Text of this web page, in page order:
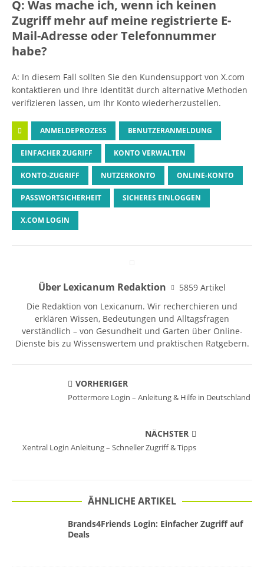
Q: Was mache ich, wenn ich keinen
Zugriff mehr auf meine registrierte E-
Mail-Adresse oder Telefonnummer
habe?
A: In diesem Fall sollten Sie den Kundensupport von X.com
kontaktieren und Ihre Identität durch alternative Methoden
verifizieren lassen, um Ihr Konto wiederherzustellen.
ANMELDEPROZESS BENUTZERANMELDUNG
EINFACHER ZUGRIFF KONTO VERWALTEN
KONTO-ZUGRIFF NUTZERKONTO ONLINE-KONTO
PASSWORTSICHERHEIT SICHERES EINLOGGEN
X.COM LOGIN
Über Lexicanum Redaktion
5859 Artikel
Die Redaktion von Lexicanum. Wir recherchieren und
erklären Wissen, Bedeutungen und Alltagsfragen
verständlich – von Gesundheit und Garten über Online-
Dienste bis zu Wissenswertem und praktischen Ratgebern.
VORHERIGER
Pottermore Login – Anleitung & Hilfe in Deutschland
NÄCHSTER
Xentral Login Anleitung – Schneller Zugriff & Tipps
ÄHNLICHE ARTIKEL
Brands4Friends Login: Einfacher Zugriff auf
Deals